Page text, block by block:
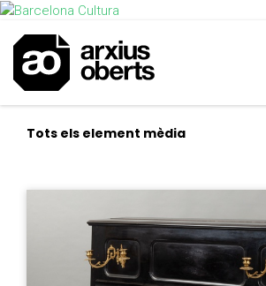
Tots els element mèdia